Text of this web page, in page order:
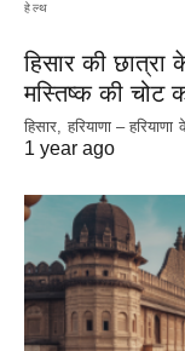
हेल्थ
हिसार की छात्रा
मस्तिष्क की चोट
हिसार, हरियाणा –
1 year ago